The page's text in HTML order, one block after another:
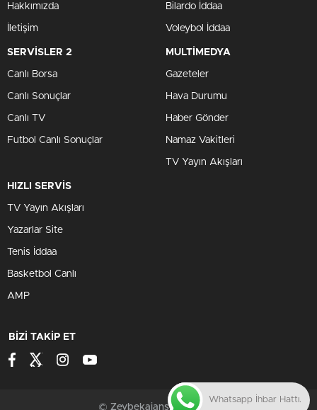
Hakkımızda
İletişim
Bilardo İddaa
Voleybol İddaa
SERVİSLER 2
Canlı Borsa
Canlı Sonuçlar
Canlı TV
Futbol Canlı Sonuçlar
MULTİMEDYA
Gazeteler
Hava Durumu
Haber Gönder
Namaz Vakitleri
TV Yayın Akışları
HIZLI SERVİS
TV Yayın Akışları
Yazarlar Site
Tenis İddaa
Basketbol Canlı
AMP
BİZİ TAKİP ET
© Zeybekajans.com 2024
Whatsapp İhbar Hattı.